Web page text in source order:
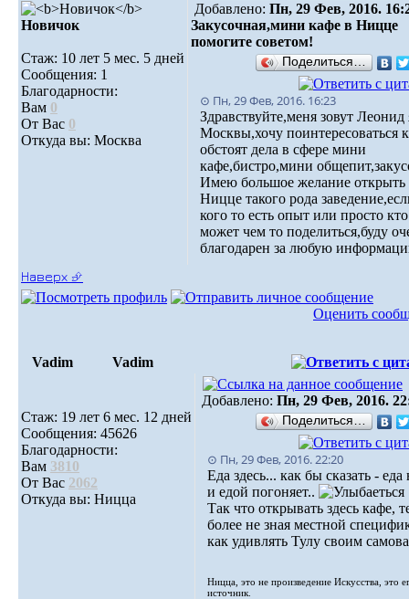
Новичок
Стаж: 10 лет 5 мес. 5 дней
Сообщения: 1
Благодарности:
Вам 0
От Вас 0
Откуда вы: Москва
Добавлено: Пн, 29 Фев, 2016.
Закусочная,мини кафе в Ницце
помогите советом!
Поделиться…
⊙ Пн, 29 Фев, 2016. 16:23
Здравствуйте,меня зовут Леонид
Москвы,хочу поинтересоваться
обстоят дела в сфере мини
кафе,бистро,мини
Имею большое желание открыть
Ницце такого рода
кого то есть опыт или просто
может чем то поделиться,буду
благодарен за любую
Наверх ⮵
Оценить
Vadim Vadim
Стаж: 19 лет 6 мес. 12 дней
Сообщения: 45626
Благодарности:
Вам 3810
От Вас 2062
Откуда вы: Ницца
Добавлено: Пн, 29 Фев, 2016.
Поделиться…
⊙ Пн, 29 Фев, 2016. 22:20
Еда здесь... как бы сказать - еда
и едой погоняет..
Так что открывать здесь кафе,
более не зная местной
как удивлять Тулу своим
Ницца, это не произведение Искусства, это
источник.